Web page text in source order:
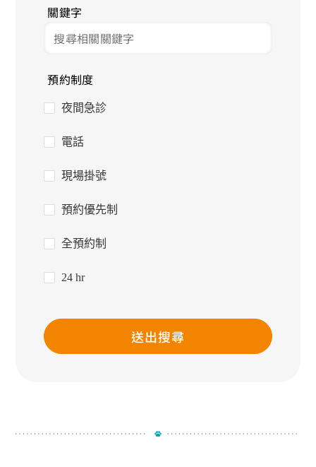
關鍵字
預約制度
夜間急診
電話
現場掛號
預約優先制
全預約制
24 hr
送出搜尋